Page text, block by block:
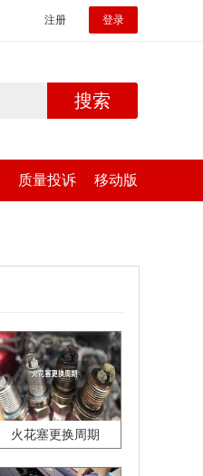
注册 登录
搜索
质量投诉 移动版
火花塞更换周期